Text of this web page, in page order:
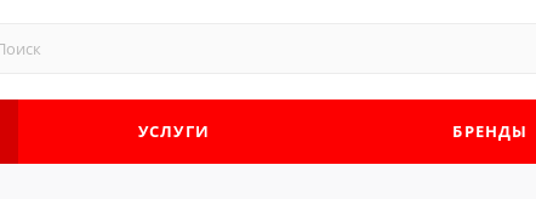
УСЛУГИ БРЕНДЫ